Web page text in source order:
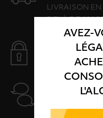
AVEZ-
LIVRAISON
DELÀ DE
PAIEMENT
Payer en toute
Nos